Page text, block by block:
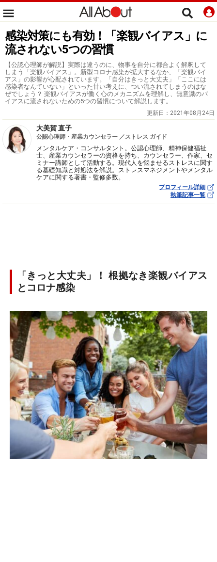
感染対策にも有効！「楽観バイアス」に
流されない5つの習慣
【公認心理師が解説】実際は違うのに、物事を自分に都合よく解釈して
しまう「楽観バイアス」。新型コロナ感染が拡大するなか、「楽観バイ
アス」の影響が心配されています。「自分はきっと大丈夫」「ここには
感染者なんていない」といった甘い考えに、つい流されてしまうのはな
ぜでしょう？ 楽観バイアスが働く心のメカニズムを理解し、無意識のバ
イアスに流されないための5つの習慣について解説します。
更新日： 2021年08月24日
大美賀 直子
公認心理師・産業カウンセラー ／ストレス ガイド
メンタルケア・コンサルタント。公認心理師、精神保健福祉
士、産業カウンセラーの資格を持ち、カウンセラー、作家、セ
ミナー講師として活動する。現代人を悩ませるストレスに関す
る基礎知識と対処法を解説。ストレスマネジメントやメンタル
ケアに関する著書・監修多数。
プロフィール詳細
執筆記事一覧
「きっと大丈夫」！ 根拠なき楽観バイアス
とコロナ感染